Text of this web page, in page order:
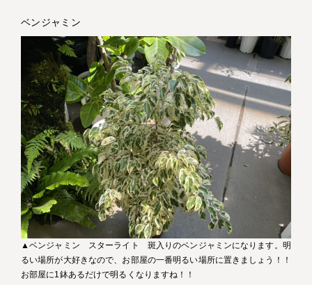
ベンジャミン
▲ベンジャミン スターライト 斑入りのベンジャミンになります。明
るい場所が大好きなので、お部屋の一番明るい場所に置きましょう！！
お部屋に1鉢あるだけで明るくなりますね！！